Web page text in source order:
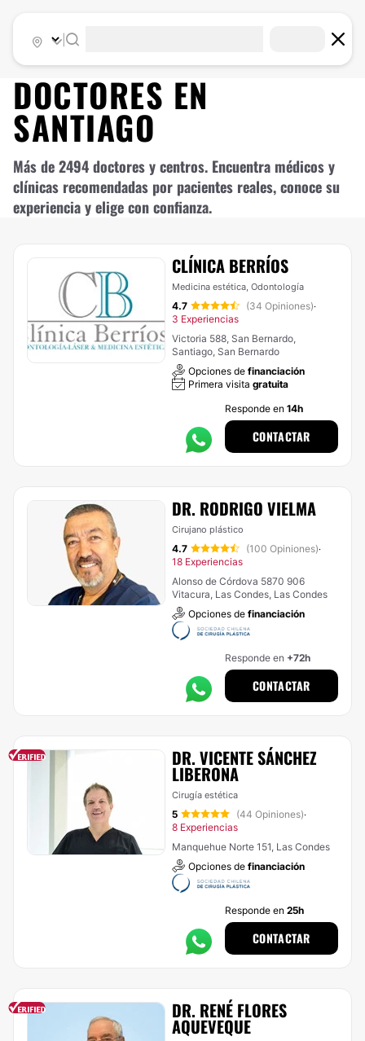
DOCTORES EN
SANTIAGO
Más de 2494 doctores y centros. Encuentra médicos y
clínicas recomendadas por pacientes reales, conoce su
experiencia y elige con confianza.
CLÍNICA BERRÍOS
Medicina estética, Odontología
4.7 (34 Opiniones)·
3 Experiencias
Victoria 588, San Bernardo,
Santiago, San Bernardo
Opciones de financiación
Primera visita gratuita
Responde en 14h
CONTACTAR
DR. RODRIGO VIELMA
Cirujano plástico
4.7 (100 Opiniones)·
18 Experiencias
Alonso de Córdova 5870 906
Vitacura, Las Condes, Las Condes
Opciones de financiación
Responde en +72h
CONTACTAR
DR. VICENTE SÁNCHEZ
LIBERONA
Cirugía estética
5 (44 Opiniones)·
8 Experiencias
Manquehue Norte 151, Las Condes
Opciones de financiación
Responde en 25h
CONTACTAR
DR. RENÉ FLORES
AQUEVEQUE